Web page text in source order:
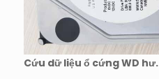
Cứu dữ liệu ổ cứng WD hư.